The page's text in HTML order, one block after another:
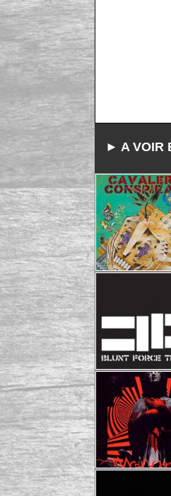
► A VOIR